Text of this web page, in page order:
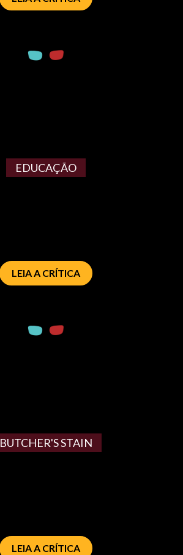
EDUCAÇÃO
LEIA A CRÍTICA
BUTCHER'S STAIN
LEIA A CRÍTICA